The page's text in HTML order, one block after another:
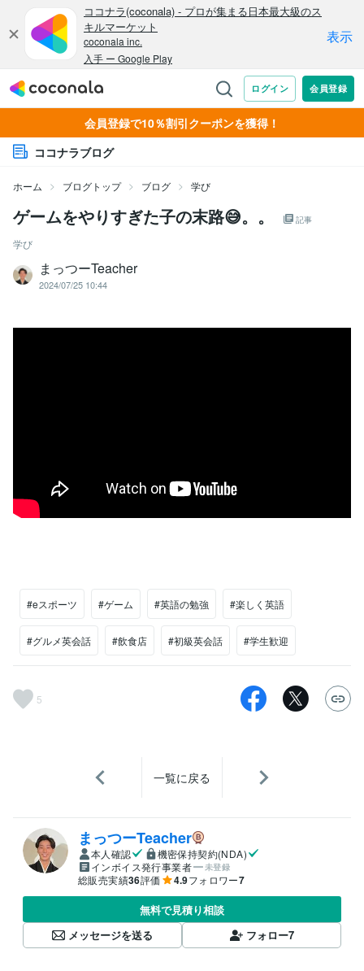
会員登録で10％割引クーポンを獲得！
ココナラブログ
ホーム ブログトップ ブログ 学び
ゲームをやりすぎた子の末路😅。。 記事
学び
まっつーTeacher
2024/07/25 10:44
#eスポーツ #ゲーム #英語の勉強 #楽しく英語
#グルメ英会話 #飲食店 #初級英会話 #学生歓迎
5
一覧に戻る
まっつーTeacher
本人確認
機密保持契約(NDA)
インボイス発行事業者
未登録
総販売実績36評価 4.9フォロワー7
無料で見積り相談
メッセージを送る
フォロー7